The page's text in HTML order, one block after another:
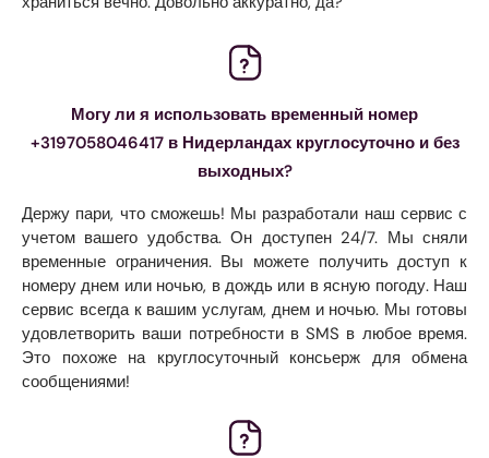
Могу ли я использовать временный номер
+3197058046417 в Нидерландах круглосуточно и без
выходных?
Держу пари, что сможешь! Мы разработали наш сервис с
учетом вашего удобства. Он доступен 24/7. Мы сняли
временные ограничения. Вы можете получить доступ к
номеру днем ​​или ночью, в дождь или в ясную погоду. Наш
сервис всегда к вашим услугам, днем ​​и ночью. Мы готовы
удовлетворить ваши потребности в SMS в любое время.
Это похоже на круглосуточный консьерж для обмена
сообщениями!